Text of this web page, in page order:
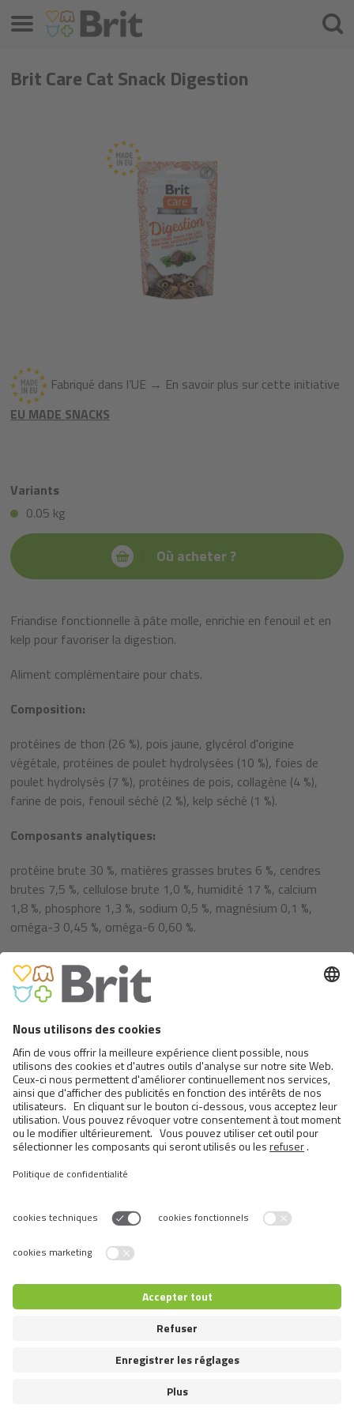
Brit Care Cat Snack Digestion
Fabriqué dans l’UE → En savoir plus sur cette initiative
EU MADE SNACKS
Variants
0.05 kg
Où acheter ?
Friandise fonctionnelle à pâte molle, enrichie en fenouil et en
kelp pour favoriser la digestion.
Aliment complémentaire pour chats.
Composition:
protéines de thon (26 %), pois jaune, glycérol d'origine
végétale, protéines de poulet hydrolysées (10 %), foies de
poulet hydrolysés (7 %), protéines de pois, collagène (4 %),
farine de pois, fenouil séché (2 %), kelp séché (1 %).
Composants analytiques:
protéine brute 30 %, matières grasses brutes 6 %, cendres
brutes 7,5 %, cellulose brute 1,0 %, humidité 17 %, calcium
1,8 %, phosphore 1,3 %, sodium 0,5 %, magnésium 0,1 %,
oméga-3 0,45 %, oméga-6 0,60 %.
Ingrédients:
vitamine C (3a312) 100 mg. Contient des agents
citrique (E 330), acide DL-malique (E 296).
Metabolizable energy:
3,160 kcal/kg
Produits
Menu
Switch language
© 2026 VAFO PRAHA s.r.o. Tous droits réservés.